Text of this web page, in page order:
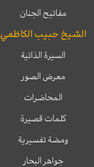
مفاتيح الجنان
الشيخ حبيب الكاظمي
السيرة الذاتية
معرض الصور
المحاضرات
كلمات قصيرة
ومضة تفسيرية
جواهر البحار